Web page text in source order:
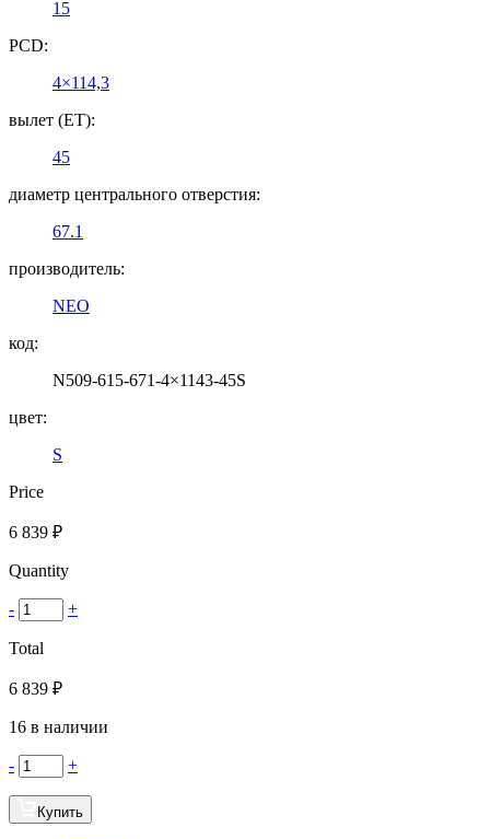
15
PCD:
4×114,3
вылет (ET):
45
диаметр центрального отверстия:
67.1
производитель:
NEO
код:
N509-615-671-4×1143-45S
цвет:
S
Price
6 839 ₽
Quantity
- +
Total
6 839 ₽
16 в наличии
- +
Купить